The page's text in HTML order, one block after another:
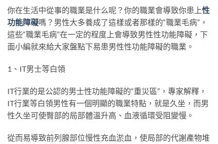
你在生活中從事的職業是什么呢？你的職業會導致你患上性
功能障礙嗎？男性大多養成了這樣或者那樣的“職業毛病”，
這些“職業毛病”在一定的程度上會導致男性性功能障礙，下
面小編就來給大家盤點下易患男性性功能障礙的職業。
1、IT男士等白領
IT行業的是公認的男士性功能障礙的“重災區”，專家解釋，
IT行業等白領男性有一個明顯的職業特點，就是久坐，而男
性久坐可使臀部的局部體溫升高、血液循環受阻變慢。
從而易導致前列腺部位慢性充血淤血，使局部的代謝產物堆